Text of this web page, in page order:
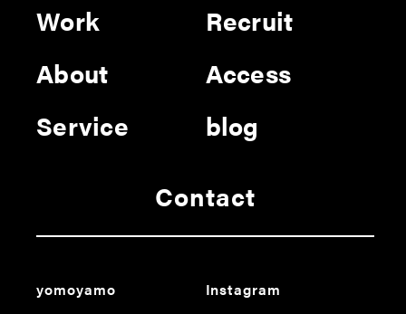
Work
About
Service
Recruit
Access
blog
Contact
yomoyamo
Instagram